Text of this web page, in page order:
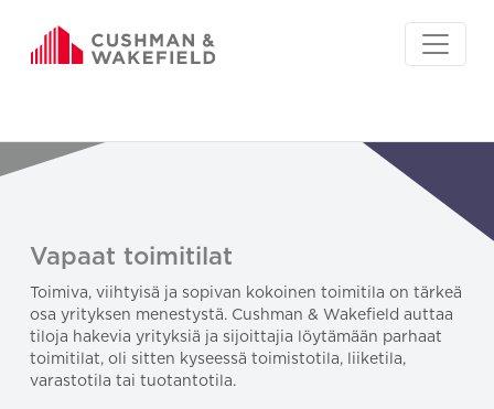
Vapaat toimitilat
Toimiva, viihtyisä ja sopivan kokoinen toimitila on tärkeä
osa yrityksen menestystä. Cushman & Wakefield auttaa
tiloja hakevia yrityksiä ja sijoittajia löytämään parhaat
toimitilat, oli sitten kyseessä toimistotila, liiketila,
varastotila tai tuotantotila.